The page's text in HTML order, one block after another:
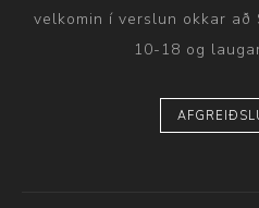
velkomin í verslun okkar að
10-18 og